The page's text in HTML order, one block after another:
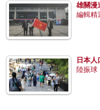
雄關漫
編輯精
日本
陸振球